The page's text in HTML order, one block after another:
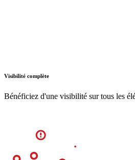
Visibilité complète
Bénéficiez d'une visibilité sur tous les